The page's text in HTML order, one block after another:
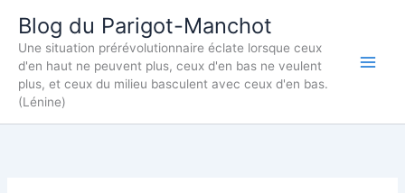
contenu
Blog du Parigot-Manchot
Une situation prérévolutionnaire éclate lorsque ceux
d'en haut ne peuvent plus, ceux d'en bas ne veulent
plus, et ceux du milieu basculent avec ceux d'en bas.
(Lénine)